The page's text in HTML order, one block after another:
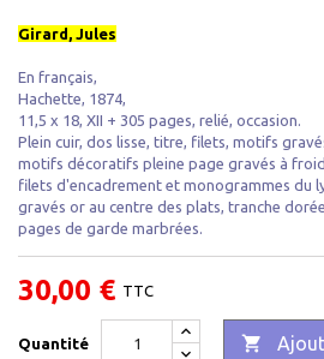
Girard, Jules
En français,
Hachette, 1874,
11,5 x 18, XII + 305 pages, relié, occasion.
Plein cuir, dos lisse, titre, filets, motifs
motifs décoratifs pleine page gravés à froid,
filets d'encadrement et monogrammes du
gravés or au centre des plats, tranche
pages de garde marbrées.
30,00 € TTC
Quantité 